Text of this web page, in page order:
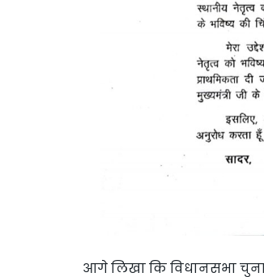
आगे लिखा कि विधानसभा